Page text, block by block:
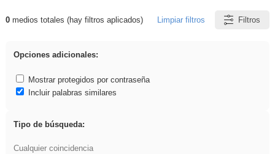
Resultados de: islamismo
0medios totales (hay filtros aplicados) Limpiar filtros Filtros
Opciones adicionales:
Mostrar protegidos por contraseña
Incluir palabras similares
Tipo de búsqueda:
Cualquier coincidencia